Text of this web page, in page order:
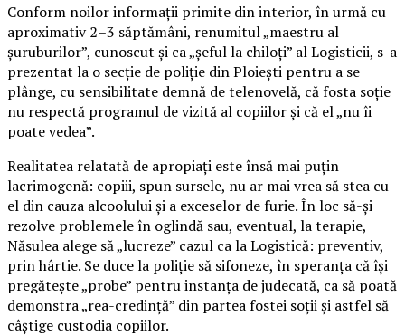
Conform noilor informații primite din interior, în urmă cu
aproximativ 2–3 săptămâni, renumitul „maestru al
șuruburilor”, cunoscut și ca „șeful la chiloți” al Logisticii, s-a
prezentat la o secție de poliție din Ploiești pentru a se
plânge, cu sensibilitate demnă de telenovelă, că fosta soție
nu respectă programul de vizită al copiilor și că el „nu îi
poate vedea”.
Realitatea relatată de apropiați este însă mai puțin
lacrimogenă: copiii, spun sursele, nu ar mai vrea să stea cu
el din cauza alcoolului și a exceselor de furie. În loc să-și
rezolve problemele în oglindă sau, eventual, la terapie,
Năsulea alege să „lucreze” cazul ca la Logistică: preventiv,
prin hârtie. Se duce la poliție să sifoneze, în speranța că își
pregătește „probe” pentru instanța de judecată, ca să poată
demonstra „rea-credință” din partea fostei soții și astfel să
câștige custodia copiilor.